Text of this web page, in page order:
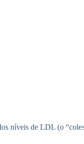
níveis de LDL (o